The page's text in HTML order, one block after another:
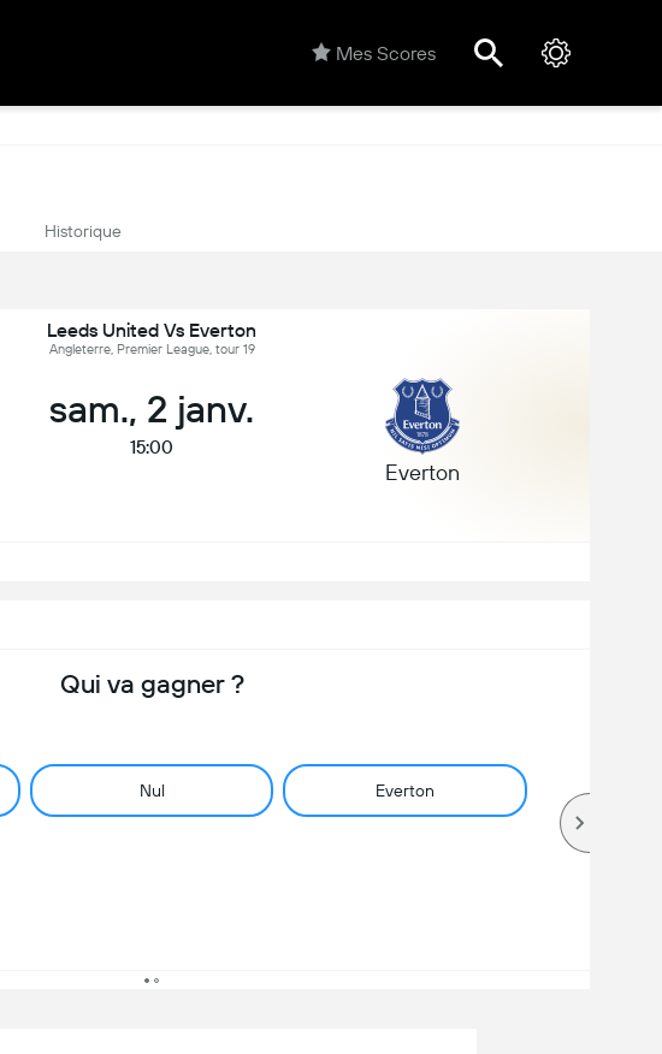
Mes Scores
Historique
Leeds United Vs Everton
Angleterre, Premier League, tour 19
sam., 2 janv.
15:00
Everton
Qui va gagner ?
Nul Everton